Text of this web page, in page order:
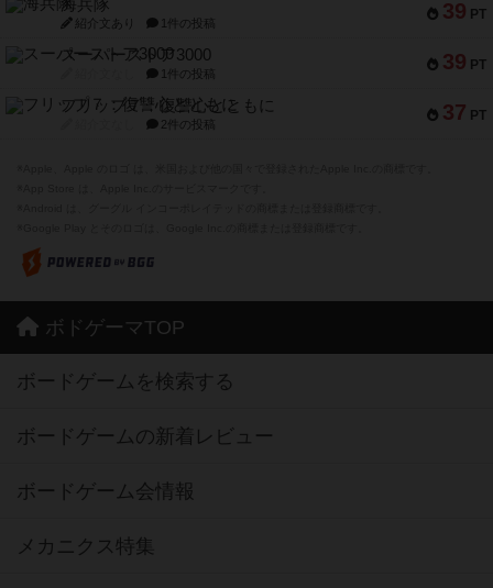
39 PT
海兵隊
紹介文あり 1件の投稿
39 PT
スーパーストア3000
1件の投稿
37 PT
フリップ７：復讐心とともに
2件の投稿
ボドゲーマTOP
ボードゲームを検索する
ボードゲームの新着レビュー
ボードゲーム会情報
メカニクス特集